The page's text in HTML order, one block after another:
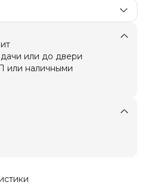
или до двери
или наличными